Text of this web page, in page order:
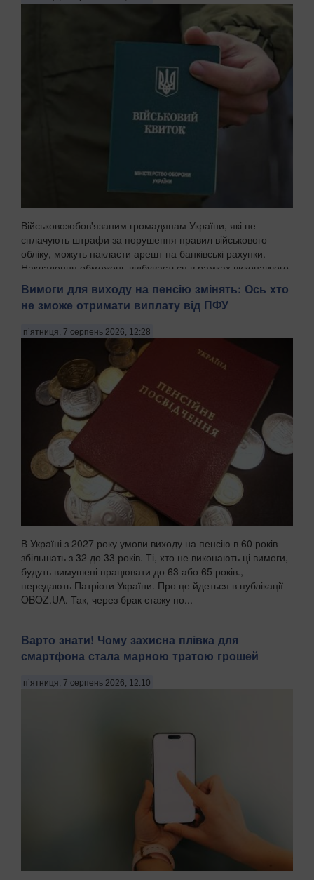
Військовозобов'язаним громадянам України, які не
сплачують штрафи за порушення правил військового
обліку, можуть накласти арешт на банківські рахунки.
Накладення обмежень відбувається в рамках виконавчого
провадження, і цей механізм уже закріплений у ч...
Вимоги для виходу на пенсію змінять: Ось хто
не зможе отримати виплату від ПФУ
п’ятниця, 7 серпень 2026, 12:28
В Україні з 2027 року умови виходу на пенсію в 60 років
збільшать з 32 до 33 років. Ті, хто не виконають ці вимоги,
будуть вимушені працювати до 63 або 65 років.,
передають Патріоти України. Про це йдеться в публікації
OBOZ.UA. Так, через брак стажу по...
Варто знати! Чому захисна плівка для
смартфона стала марною тратою грошей
п’ятниця, 7 серпень 2026, 12:10